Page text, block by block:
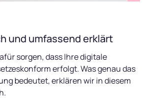
und umfassend erklärt
sorgen, dass Ihre digitale
erfolgt. Was genau das
bedeutet, erklären wir in diesem